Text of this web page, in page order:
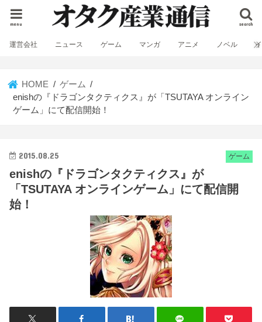
search
menu
運営会社 ニュース ゲーム マンガ アニメ ノベル
HOME
ゲーム
enishの『ドラゴンタクティクス』が「TSUTAYA オンライン
ゲーム」にて配信開始！
ゲーム
2015.08.25
enishの『ドラゴンタクティクス』が
「TSUTAYA オンラインゲーム」にて配信開
始！